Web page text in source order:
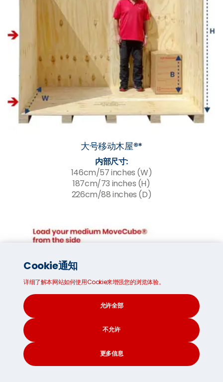
大号移动木屋®*
内部尺寸:
146cm/57 inches (W)
187cm/73 inches (H)
226cm/88 inches (D)
Cookie通知
详细了解本网站如何使用Cookie来增强您的浏览体验。
允许全部
不允许
更多信息